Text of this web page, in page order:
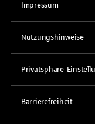
Impressum
Nutzungshinweise
Privatsphäre-
Barrierefreiheit